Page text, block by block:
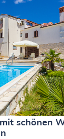
schönen